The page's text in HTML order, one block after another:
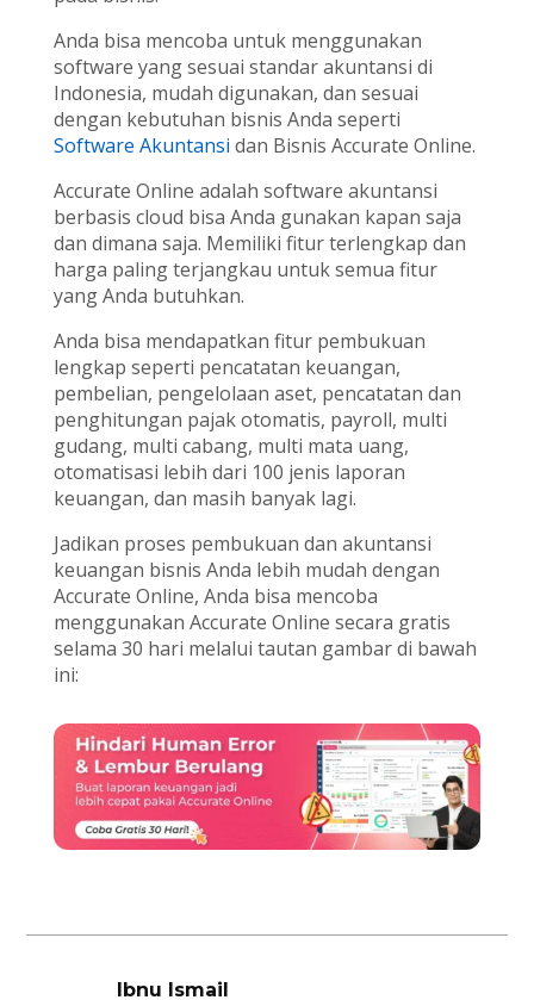
Anda bisa mencoba untuk menggunakan
software yang sesuai standar akuntansi di
Indonesia, mudah digunakan, dan sesuai
dengan kebutuhan bisnis Anda seperti
Software Akuntansi dan Bisnis Accurate Online.
Accurate Online adalah software akuntansi
berbasis cloud bisa Anda gunakan kapan saja
dan dimana saja. Memiliki fitur terlengkap dan
harga paling terjangkau untuk semua fitur
yang Anda butuhkan.
Anda bisa mendapatkan fitur pembukuan
lengkap seperti pencatatan keuangan,
pembelian, pengelolaan aset, pencatatan dan
penghitungan pajak otomatis, payroll, multi
gudang, multi cabang, multi mata uang,
otomatisasi lebih dari 100 jenis laporan
keuangan, dan masih banyak lagi.
Jadikan proses pembukuan dan akuntansi
keuangan bisnis Anda lebih mudah dengan
Accurate Online, Anda bisa mencoba
menggunakan Accurate Online secara gratis
selama 30 hari melalui tautan gambar di bawah
ini:
Ibnu Ismail